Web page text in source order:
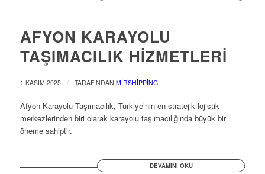
AFYON KARAYOLU
TAŞIMACILIK HİZMETLERİ
1 KASIM 2025 / TARAFINDAN MIRSHIPPING
Afyon Karayolu Taşımacılık, Türkiye’nin en stratejik lojistik
merkezlerinden biri olarak karayolu taşımacılığında büyük bir
öneme sahiptir.
DEVAMINI OKU